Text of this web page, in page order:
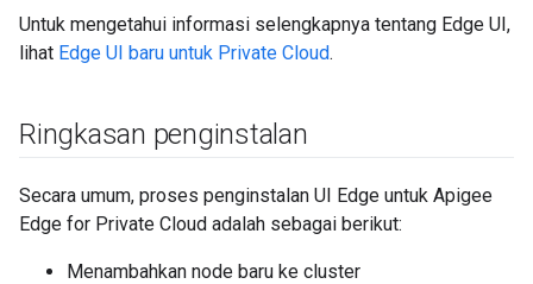
Untuk mengetahui informasi selengkapnya tentang Edge UI,
lihat Edge UI baru untuk Private Cloud.
Ringkasan penginstalan
Secara umum, proses penginstalan UI Edge untuk Apigee
Edge for Private Cloud adalah sebagai berikut:
Menambahkan node baru ke cluster